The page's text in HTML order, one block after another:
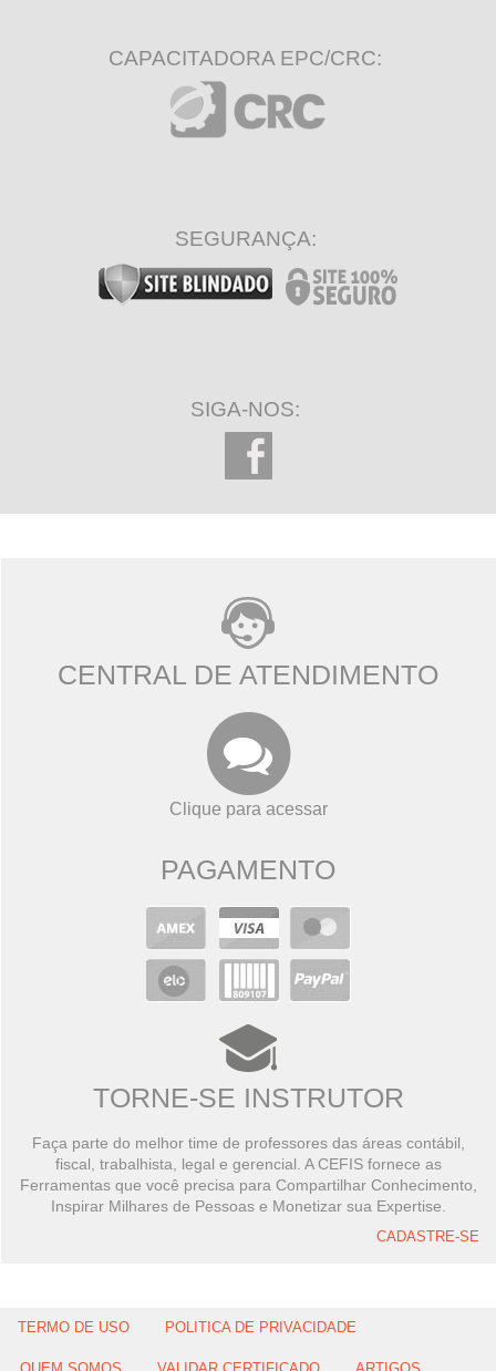
CAPACITADORA EPC/CRC:
SEGURANÇA:
SIGA-NOS:
CENTRAL DE ATENDIMENTO
Clique para acessar
PAGAMENTO
TORNE-SE INSTRUTOR
Faça parte do melhor time de professores das áreas contábil,
fiscal, trabalhista, legal e gerencial. A CEFIS fornece as
Ferramentas que você precisa para Compartilhar Conhecimento,
Inspirar Milhares de Pessoas e Monetizar sua Expertise.
CADASTRE-SE
TERMO DE USO POLITICA DE PRIVACIDADE